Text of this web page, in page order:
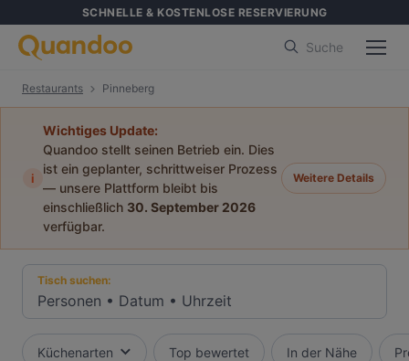
SCHNELLE & KOSTENLOSE RESERVIERUNG
Suche
Restaurants Pinneberg
i
Wichtiges Update:
Quandoo stellt seinen Betrieb ein. Dies
ist ein geplanter, schrittweiser Prozess
— unsere Plattform bleibt bis
einschließlich 30. September 2026
verfügbar.
Weitere Details
Tisch suchen:
Personen • Datum • Uhrzeit
Küchenarten Top bewertet In der Nähe